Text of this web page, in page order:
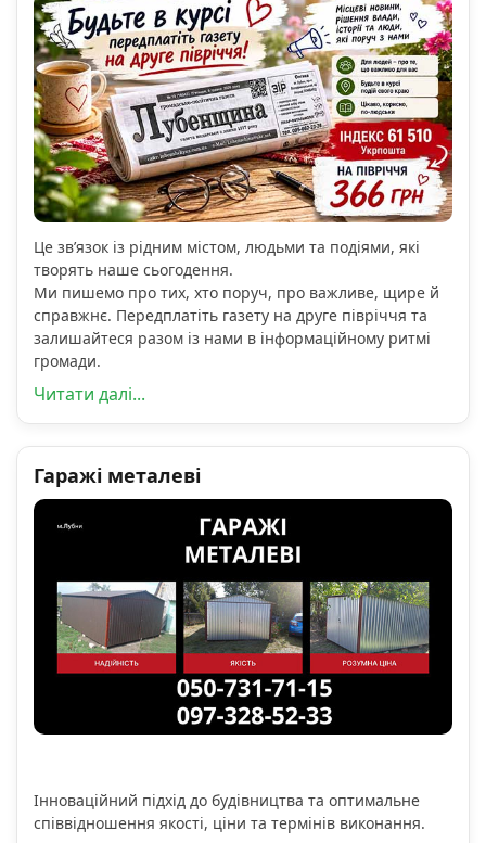
Це зв’язок із рідним містом, людьми та подіями, які
творять наше сьогодення.
Ми пишемо про тих, хто поруч, про важливе, щире й
справжнє. Передплатіть газету на друге півріччя та
залишайтеся разом із нами в інформаційному ритмі
громади.
Читати далі...
Гаражі металеві
Інноваційний підхід до будівництва та оптимальне
співвідношення якості, ціни та термінів виконання.